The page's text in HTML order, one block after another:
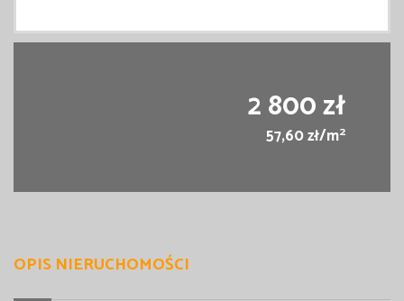
2 800 zł
57,60 zł/m2
OPIS NIERUCHOMOŚCI